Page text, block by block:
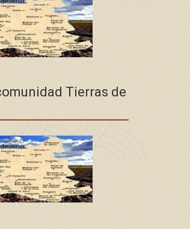
Tierras de